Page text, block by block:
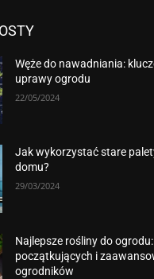
Węże do nawadniania:
uprawy ogrodu
22/05/2024
Jak wykorzystać stare
domu?
29/03/2024
Najlepsze rośliny do
początkujących i
ogrodników